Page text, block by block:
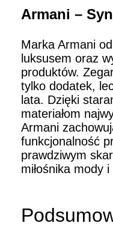
Armani –
Marka Armani
luksusem oraz
produktów.
tylko dodatek,
lata. Dzięki
materiałom
Armani
funkcjonalność
prawdziwym
miłośnika mody i